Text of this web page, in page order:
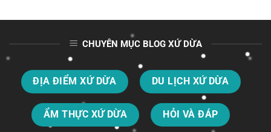
CHUYÊN MỤC BLOG XỨ DỪA
ĐỊA ĐIỂM XỨ DỪA DU LỊCH XỨ DỪA
ẨM THỰC XỨ DỪA HỎI VÀ ĐÁP